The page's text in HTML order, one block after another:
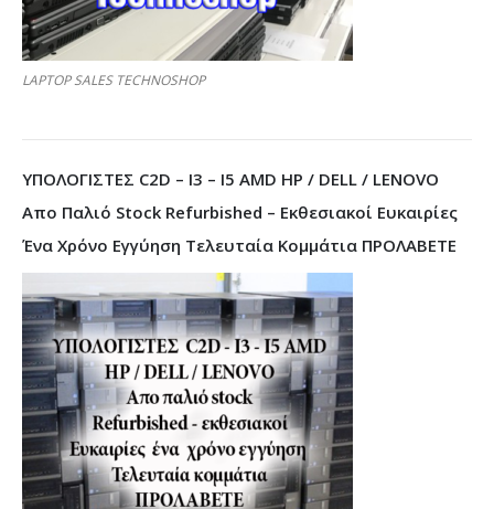
LAPTOP SALES TECHNOSHOP
ΥΠΟΛΟΓΙΣΤΕΣ C2D – I3 – I5 AMD HP / DELL / LENOVO
Απο Παλιό Stock Refurbished – Εκθεσιακοί Ευκαιρίες
Ένα Χρόνο Εγγύηση Τελευταία Κομμάτια ΠΡΟΛΑΒΕΤΕ